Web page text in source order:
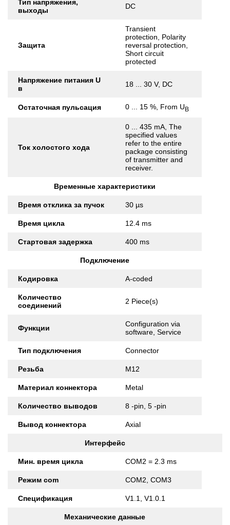
Тип напряжения,
выходы
DC
Защита
Transient
protection, Polarity
reversal protection,
Short circuit
protected
Напряжение питания U
в
18 ... 30 V, DC
Остаточная пульсация 0 ... 15 %, From UB
Ток холостого хода
0 ... 435 mA, The
specified values
refer to the entire
package consisting
of transmitter and
receiver.
Временные характеристики
Время отклика за пучок 30 µs
Время цикла 12.4 ms
Стартовая задержка 400 ms
Подключение
Кодировка A-coded
Количество
соединений
2 Piece(s)
Функции
Configuration via
software, Service
Тип подключения Connector
Резьба M12
Материал коннектора Metal
Количество выводов 8 -pin, 5 -pin
Вывод коннектора Axial
Интерфейс
Мин. время цикла COM2 = 2.3 ms
Режим com COM2, COM3
Спецификация V1.1, V1.0.1
Механические данные